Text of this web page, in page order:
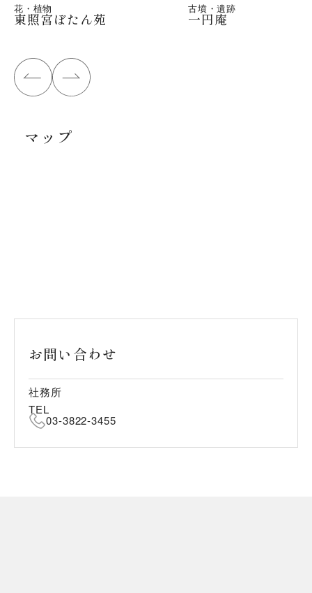
花・植物
東照宮ぼたん苑
古墳・遺跡
一円庵
マップ
お問い合わせ
社務所
TEL
03-3822-3455